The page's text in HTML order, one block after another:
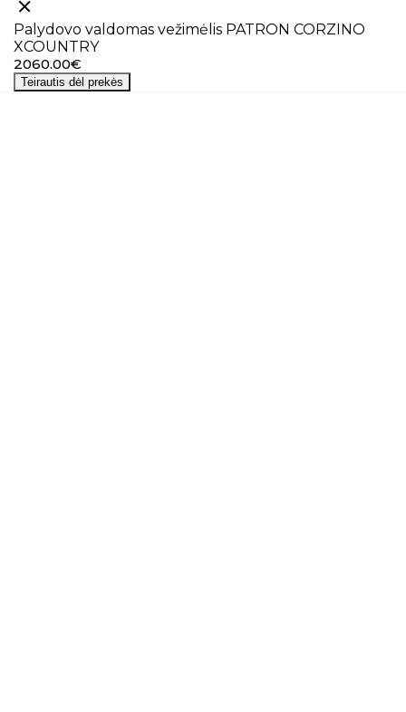
Palydovo valdomas vežimėlis PATRON CORZINO
XCOUNTRY
2060.00€
Teirautis dėl prekės